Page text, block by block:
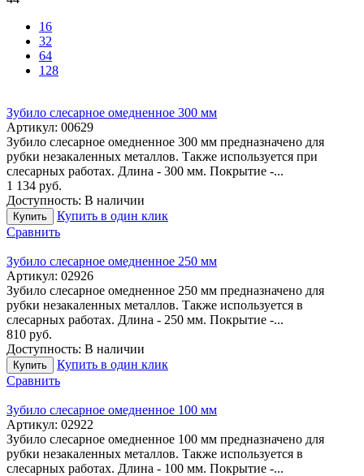
16
32
64
128
Зубило слесарное омедненное 300 мм
Артикул: 00629
Зубило слесарное омедненное 300 мм предназначено для
рубки незакаленных металлов. Также используется при
слесарных работах. Длина - 300 мм. Покрытие -...
1 134 руб.
Доступность: В наличии
Купить
Купить в один клик
Сравнить
Зубило слесарное омедненное 250 мм
Артикул: 02926
Зубило слесарное омедненное 250 мм предназначено для
рубки незакаленных металлов. Также используется в
слесарных работах. Длина - 250 мм. Покрытие -...
810 руб.
Доступность: В наличии
Купить
Купить в один клик
Сравнить
Зубило слесарное омедненное 100 мм
Артикул: 02922
Зубило слесарное омедненное 100 мм предназначено для
рубки незакаленных металлов. Также используется в
слесарных работах. Длина - 100 мм. Покрытие -...